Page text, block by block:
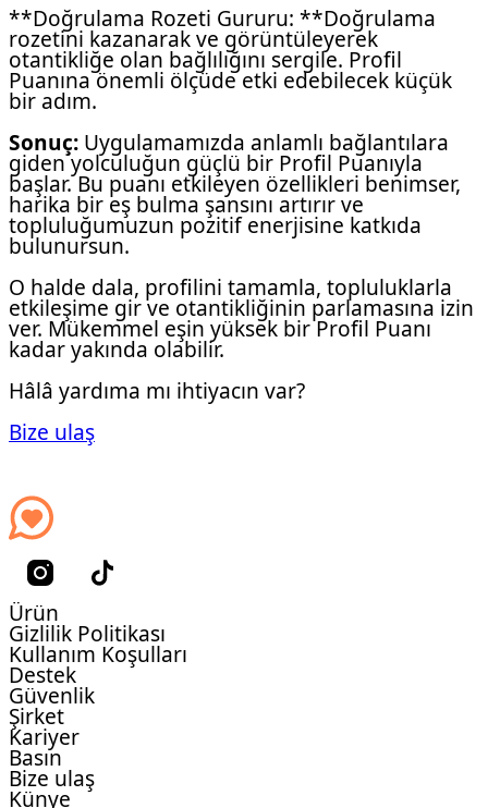
**Doğrulama Rozeti Gururu: **Doğrulama
rozetini kazanarak ve görüntüleyerek
otantikliğe olan bağlılığını sergile. Profil
Puanına önemli ölçüde etki edebilecek küçük
bir adım.
Sonuç: Uygulamamızda anlamlı bağlantılara
giden yolculuğun güçlü bir Profil Puanıyla
başlar. Bu puanı etkileyen özellikleri benimser,
harika bir eş bulma şansını artırır ve
topluluğumuzun pozitif enerjisine katkıda
bulunursun.
O halde dala, profilini tamamla, topluluklarla
etkileşime gir ve otantikliğinin parlamasına izin
ver. Mükemmel eşin yüksek bir Profil Puanı
kadar yakında olabilir.
Hâlâ yardıma mı ihtiyacın var?
Bize ulaş
Ürün
Gizlilik Politikası
Kullanım Koşulları
Destek
Güvenlik
Şirket
Kariyer
Basın
Bize ulaş
Künye